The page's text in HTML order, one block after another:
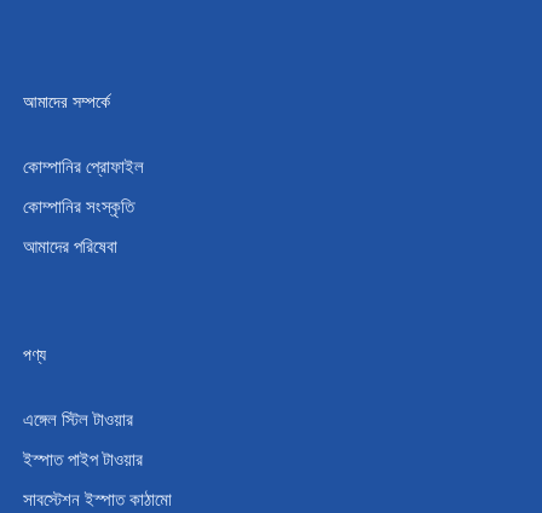
আমাদের সম্পর্কে
কোম্পানির প্রোফাইল
কোম্পানির সংস্কৃতি
আমাদের পরিষেবা
পণ্য
এঙ্গেল স্টিল টাওয়ার
ইস্পাত পাইপ টাওয়ার
সাবস্টেশন ইস্পাত কাঠামো